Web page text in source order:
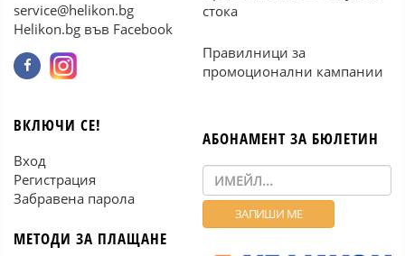
service@helikon.bg
Helikon.bg във Facebook
стока
Правилници за
промоционални кампании
ВКЛЮЧИ СЕ!
Вход
Регистрация
Забравена парола
МЕТОДИ ЗА ПЛАЩАНЕ
АБОНАМЕНТ ЗА БЮЛЕТИН